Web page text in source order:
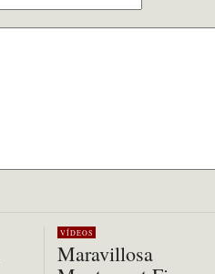
VÍDEOS
Maravillosa